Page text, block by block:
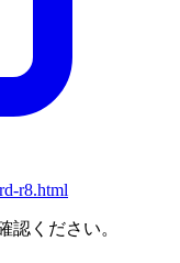
r8.html
認ください。